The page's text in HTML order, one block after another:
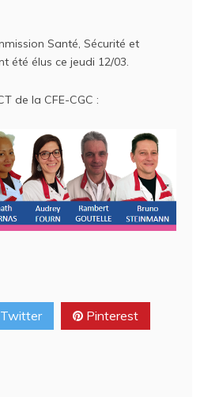
Santé, Sécurité et
été élus ce jeudi 12/03.
de la CFE-CGC :
Twitter Pinterest